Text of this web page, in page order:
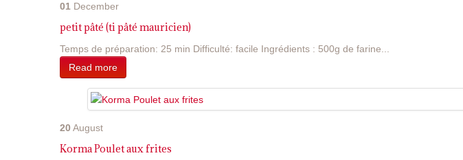
01 December
petit pâté (ti pâté mauricien)
Temps de préparation: 25 min Difficulté: facile Ingrédients : 500g de farine...
Read more
20 August
Korma Poulet aux frites